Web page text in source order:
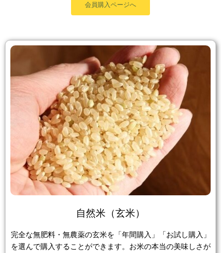
会員購入ページへ
自然米（玄米）
完全な無肥料・無農薬の玄米を「年間購入」「お試し購入」
を選んで購入することができます。お米の本当の美味しさが